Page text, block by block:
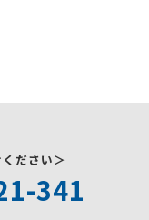
ださい＞
341